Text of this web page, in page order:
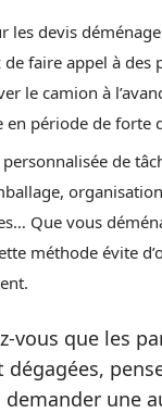
les devis
faire appel à des
le camion à
en période de forte
de
Que vous
méthode évite
vous que les
demander une